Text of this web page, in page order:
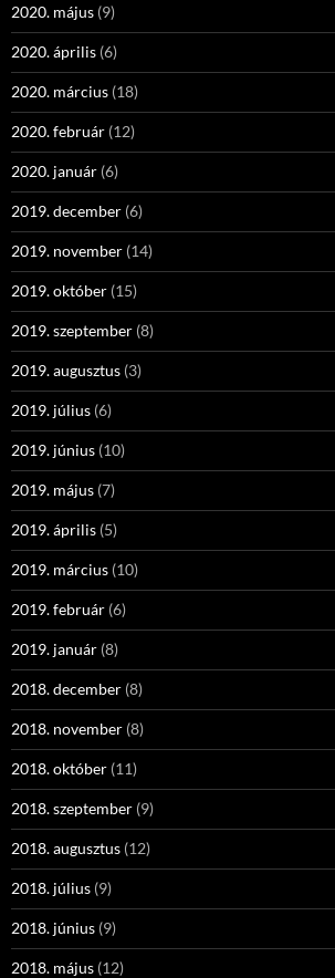
2020. május (9)
2020. április (6)
2020. március (18)
2020. február (12)
2020. január (6)
2019. december (6)
2019. november (14)
2019. október (15)
2019. szeptember (8)
2019. augusztus (3)
2019. július (6)
2019. június (10)
2019. május (7)
2019. április (5)
2019. március (10)
2019. február (6)
2019. január (8)
2018. december (8)
2018. november (8)
2018. október (11)
2018. szeptember (9)
2018. augusztus (12)
2018. július (9)
2018. június (9)
2018. május (12)